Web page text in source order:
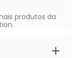
produtos da